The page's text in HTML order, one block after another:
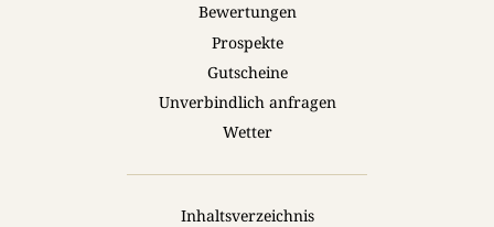
Bewertungen
Prospekte
Gutscheine
Unverbindlich anfragen
Wetter
Inhaltsverzeichnis